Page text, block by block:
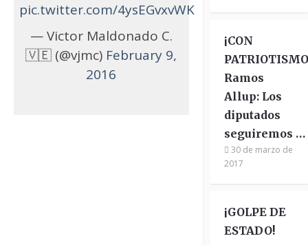
pic.twitter.com/4ysEGvxvWK
— Victor Maldonado C.
🇻🇪 (@vjmc) February 9,
2016
¡CON
Ramos
Allup: Los
diputados
seguiremos …
30 de marzo de
2017
¡GOLPE DE
ESTADO!